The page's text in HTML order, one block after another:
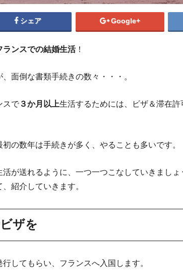
エジプト
カタール
サウジアラビア
セネガル
南アフリカ共和国
独学でフランス語バ
フランス留学から現地
フラ
海外で寿
まるで絵本の世界！！小さな街
シェア Google+
ランスでの結婚生活！
面倒な書類手続きの数々・・・。
スで ３か月以上生活するためには、ビザ＆滞在
初の数年は手続きが多く、やることも多いです。
が送れるように、一つ一つこなしていきまし
紹介していきます。
ザを
してもらい、フランスへ入国します。